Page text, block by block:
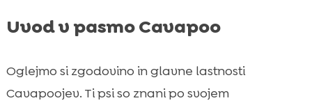
Uvod v pasmo Cavapoo
Oglejmo si zgodovino in glavne lastnosti
Cavapoojev. Ti psi so znani po svojem